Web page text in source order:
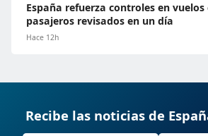
España refuerza controles en
pasajeros revisados en un día
Hace 12h
Recibe las noticias de